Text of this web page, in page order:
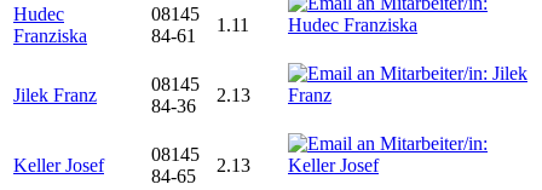
Hudec
Franziska
08145
84-61
1.11
Jilek Franz
08145
84-36
2.13
Keller Josef
08145
84-65
2.13